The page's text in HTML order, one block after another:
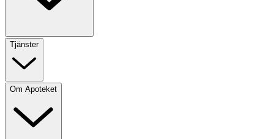
Tjänster
Om Apoteket